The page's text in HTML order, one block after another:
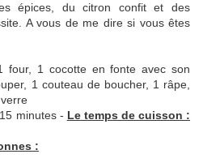
épices, du citron confit et des
A vous de me dire si vous êtes
four, 1 cocotte en fonte avec son
1 couteau de boucher, 1 râpe,
15 minutes - Le temps de cuisson :
: